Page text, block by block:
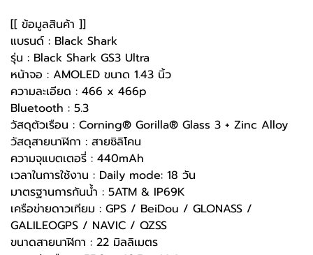
[[ ข้อมูลสินค้า ]]
แบรนด์ : Black Shark
รุ่น : Black Shark GS3 Ultra
หน้าจอ : AMOLED ขนาด 1.43 นิ้ว
ความละเอียด : 466 x 466p
Bluetooth : 5.3
วัสดุตัวเรือน : Corning® Gorilla® Glass 3 + Zinc Alloy
วัสดุสายนาฬิกา : สายซิลิโคน
ความจุแบตเตอรี่ : 440mAh
เวลาในการใช้งาน : Daily mode: 18 วัน
มาตรฐานการกันน้ำ : 5ATM & IP69K
เครือข่ายดาวเทียม : GPS / BeiDou / GLONASS /
GALILEOGPS / NAVIC / QZSS
ขนาดสายนาฬิกา : 22 มิลลิเมตร